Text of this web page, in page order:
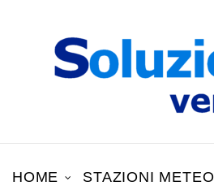
HOME STAZIONI METEO